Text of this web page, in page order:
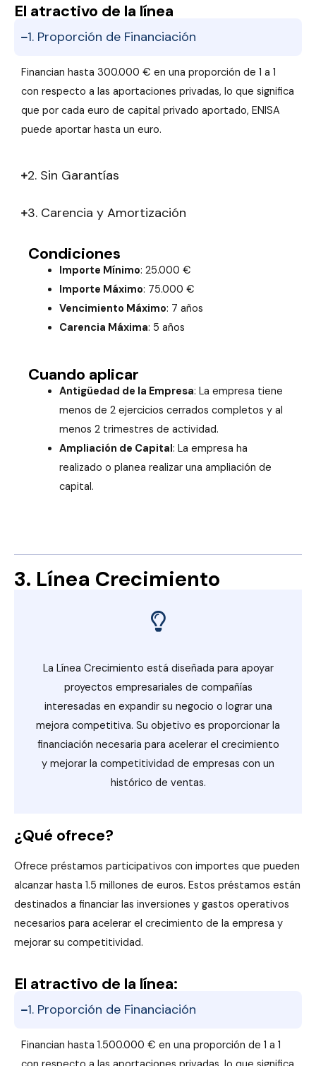
El atractivo de la línea
1. Proporción de Financiación
Financian hasta 300.000 € en una proporción de 1 a 1
con respecto a las aportaciones privadas, lo que significa
que por cada euro de capital privado aportado, ENISA
puede aportar hasta un euro.
2. Sin Garantías
3. Carencia y Amortización
Condiciones
Importe Mínimo: 25.000 €
Importe Máximo: 75.000 €
Vencimiento Máximo: 7 años
Carencia Máxima: 5 años
Cuando aplicar
Antigüedad de la Empresa: La empresa tiene
menos de 2 ejercicios cerrados completos y al
menos 2 trimestres de actividad.
Ampliación de Capital: La empresa ha
realizado o planea realizar una ampliación de
capital.
3. Línea Crecimiento
La Línea Crecimiento está diseñada para apoyar
proyectos empresariales de compañías
interesadas en expandir su negocio o lograr una
mejora competitiva. Su objetivo es proporcionar la
financiación necesaria para acelerar el crecimiento
y mejorar la competitividad de empresas con un
histórico de ventas.
¿Qué ofrece?
Ofrece préstamos participativos con importes que pueden
alcanzar hasta 1.5 millones de euros. Estos préstamos están
destinados a financiar las inversiones y gastos operativos
necesarios para acelerar el crecimiento de la empresa y
mejorar su competitividad.
El atractivo de la línea:
1. Proporción de Financiación
Financian hasta 1.500.000 € en una proporción de 1 a 1